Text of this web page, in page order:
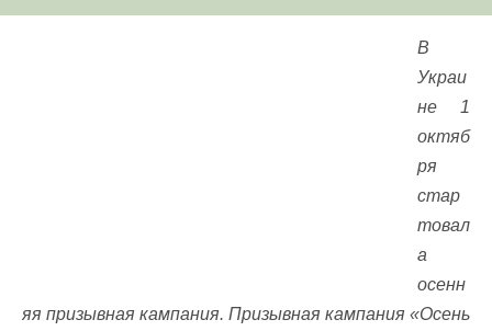
В
Украи
не 1
октяб
ря
стар
товал
а
осенн
яя призывная кампания. Призывная кампания «Осень